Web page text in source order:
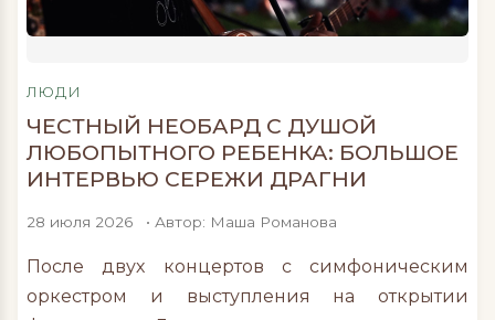
работы иммунной системы. Ее повышение
не всегда речь идет о простуде или […]
ЛЮДИ
ЧЕСТНЫЙ НЕОБАРД С ДУШОЙ
ЛЮБОПЫТНОГО РЕБЕНКА: БОЛЬШОЕ
ИНТЕРВЬЮ СЕРЕЖИ ДРАГНИ
28 июля 2026 • Автор: Маша Романова
После двух концертов с симфоническим
оркестром и выступления на открытии